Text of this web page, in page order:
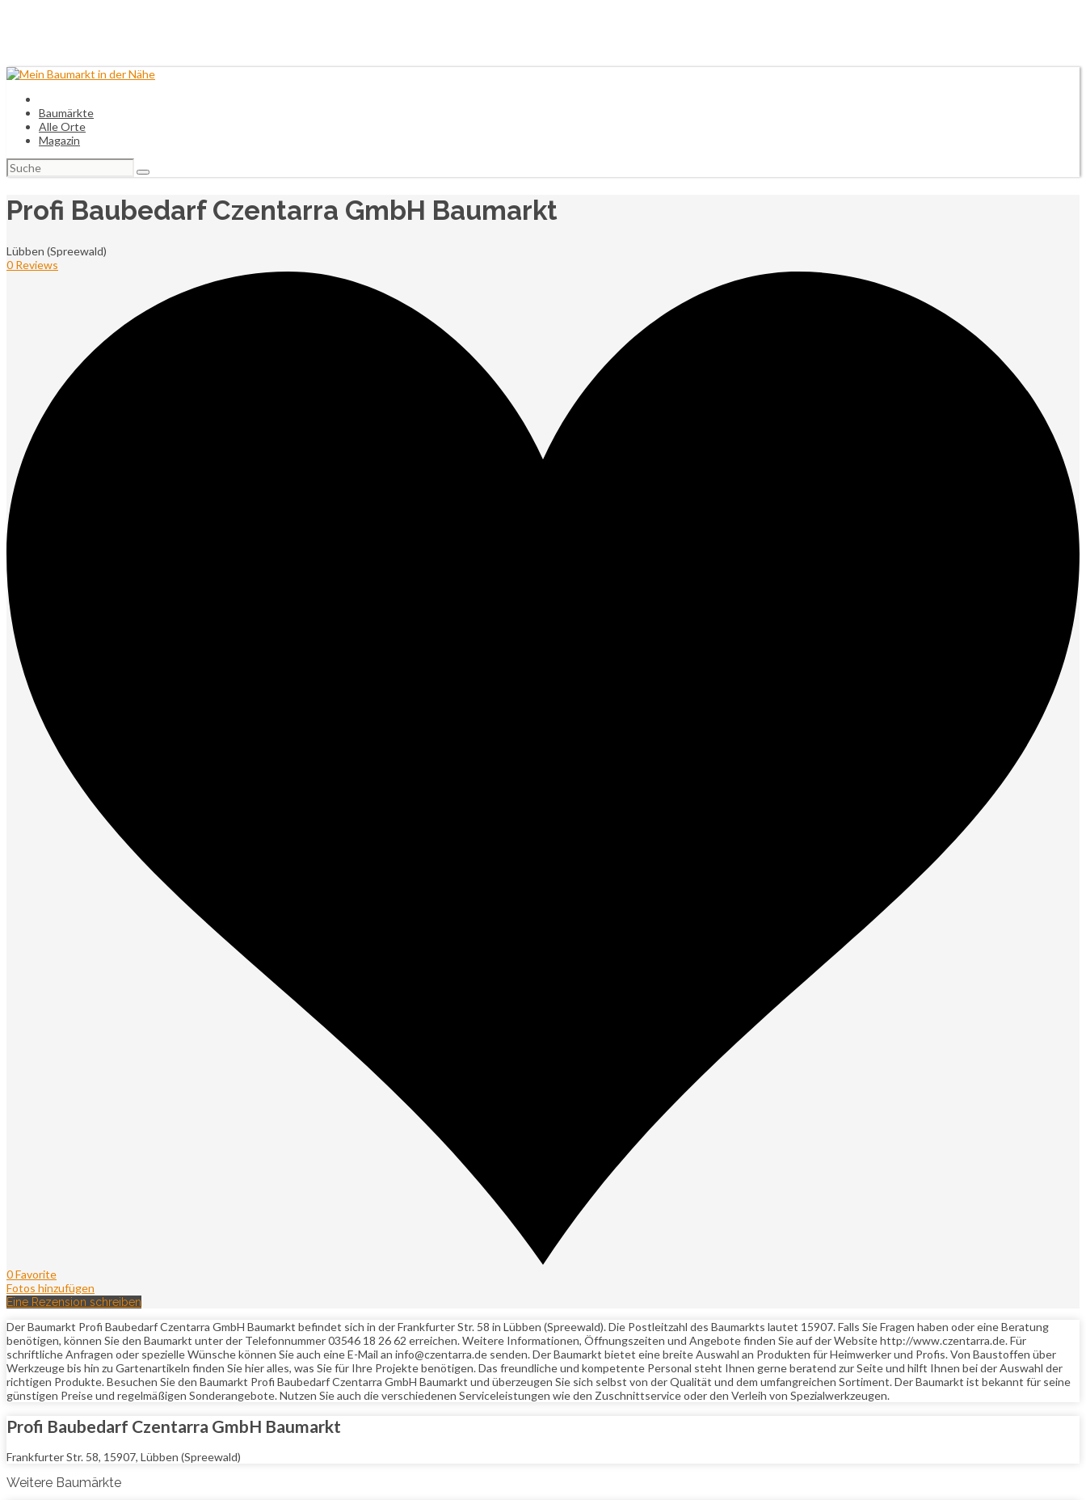
Baumärkte
Alle Orte
Magazin
Suchen
nach:
Profi Baubedarf Czentarra GmbH Baumarkt
Lübben (Spreewald)
0 Reviews
0 Favorite
Fotos hinzufügen
Eine Rezension schreiben
Der Baumarkt Profi Baubedarf Czentarra GmbH Baumarkt befindet sich in der Frankfurter Str. 58 in Lübben (Spreewald). Die Postleitzahl des Baumarkts lautet 15907. Falls Sie Fragen haben oder eine Beratung
benötigen, können Sie den Baumarkt unter der Telefonnummer 03546 18 26 62 erreichen. Weitere Informationen, Öffnungszeiten und Angebote finden Sie auf der Website http://www.czentarra.de. Für
schriftliche Anfragen oder spezielle Wünsche können Sie auch eine E-Mail an info@czentarra.de senden. Der Baumarkt bietet eine breite Auswahl an Produkten für Heimwerker und Profis. Von Baustoffen über
Werkzeuge bis hin zu Gartenartikeln finden Sie hier alles, was Sie für Ihre Projekte benötigen. Das freundliche und kompetente Personal steht Ihnen gerne beratend zur Seite und hilft Ihnen bei der Auswahl der
richtigen Produkte. Besuchen Sie den Baumarkt Profi Baubedarf Czentarra GmbH Baumarkt und überzeugen Sie sich selbst von der Qualität und dem umfangreichen Sortiment. Der Baumarkt ist bekannt für seine
günstigen Preise und regelmäßigen Sonderangebote. Nutzen Sie auch die verschiedenen Serviceleistungen wie den Zuschnittservice oder den Verleih von Spezialwerkzeugen.
Profi Baubedarf Czentarra GmbH Baumarkt
Frankfurter Str. 58, 15907, Lübben (Spreewald)
Weitere Baumärkte